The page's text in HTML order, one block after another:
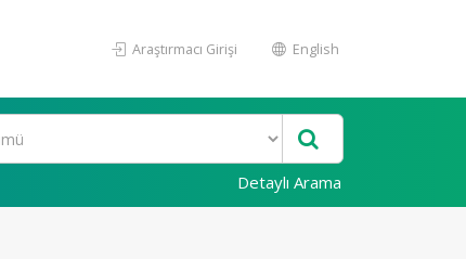
Araştırmacı Girişi English
Detaylı Arama